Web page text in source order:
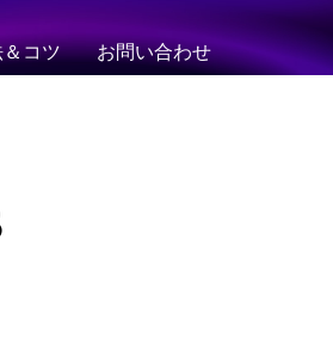
コツ お問い合わせ